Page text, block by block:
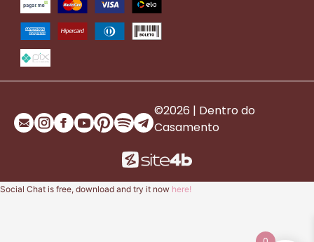
©2026 | Dentro do
Casamento
Social Chat is free, download and try it now here!